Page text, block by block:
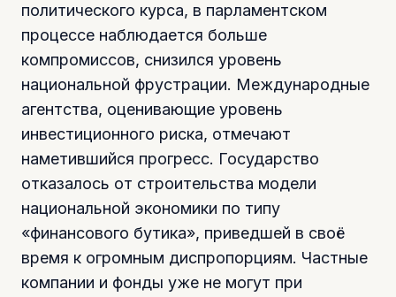
политического курса, в парламентском
процессе наблюдается больше
компромиссов, снизился уровень
национальной фрустрации. Международные
агентства, оценивающие уровень
инвестиционного риска, отмечают
наметившийся прогресс. Государство
отказалось от строительства модели
национальной экономики по типу
«финансового бутика», приведшей в своё
время к огромным диспропорциям. Частные
компании и фонды уже не могут при